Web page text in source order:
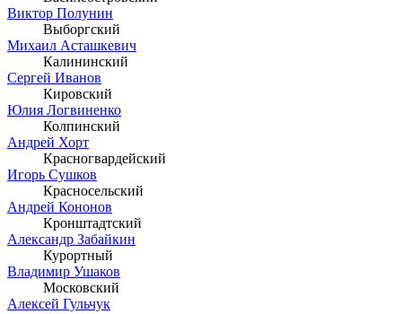
Виктор Полунин
Выборгский
Михаил Асташкевич
Калининский
Сергей Иванов
Кировский
Юлия Логвиненко
Колпинский
Андрей Хорт
Красногвардейский
Игорь Сушков
Красносельский
Андрей Кононов
Кронштадтский
Александр Забайкин
Курортный
Владимир Ушаков
Московский
Алексей Гульчук